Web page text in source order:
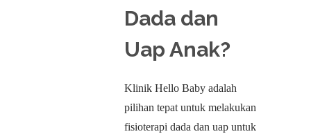
Dada dan
Uap Anak?
Klinik Hello Baby adalah
pilihan tepat untuk melakukan
fisioterapi dada dan uap untuk